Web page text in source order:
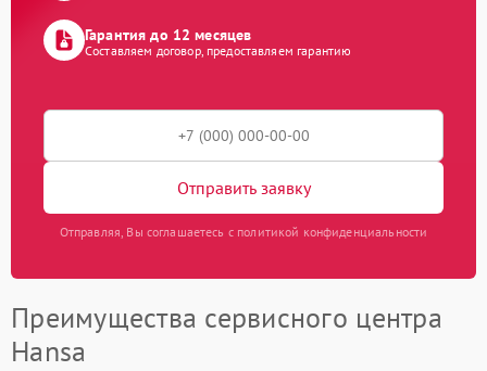
Гарантия до 12 месяцев
Составляем договор, предоставляем гарантию
Отправить заявку
Отправляя, Вы соглашаетесь с политикой конфиденциальности
Преимущества сервисного центра
Hansa